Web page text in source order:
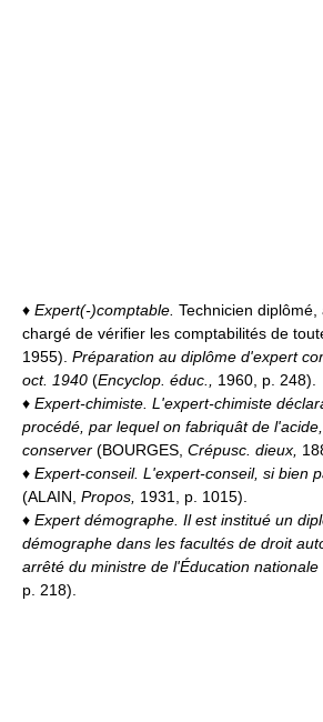
♦ Expert(-)comptable. Technicien
chargé de vérifier les comptabilités de
1955). Préparation au diplôme d'expert
oct. 1940 (Encyclop. éduc., 1960, p. 248).
♦ Expert-chimiste. L'expert-chimiste
procédé, par lequel on fabriquât de
conserver (BOURGES, Crépusc. dieux,
♦ Expert-conseil. L'expert-conseil, si bien
(ALAIN, Propos, 1931, p. 1015).
♦ Expert démographe. Il est institué un
démographe dans les facultés de droit
arrêté du ministre de l'Éducation nationale
p. 218).